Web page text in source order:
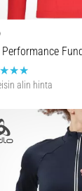
alin hinta
S